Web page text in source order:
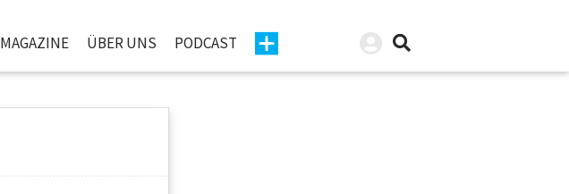
MAGAZINE ÜBER UNS PODCAST